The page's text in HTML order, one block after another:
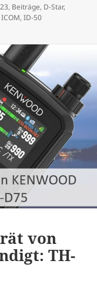
, Beiträge, D-Star,
ICOM,ID-50
50E: Neues D-STAR
von
TH-